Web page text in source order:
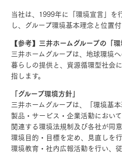
当社は、1999年に「環境宣言」を
し、グループ環境基本理念と位置
【参考】三井ホームグループの「環
三井ホームグループは、地球環境
暮らしの提供と、資源循環型社会
指します。
「グループ環境方針」
三井ホームグループは、「環境基
製品・サービス・企業活動におい
関連する環境法規制及び各社が同
環境目的・目標を定め、見直しを
環境教育・社内広報活動を行い、